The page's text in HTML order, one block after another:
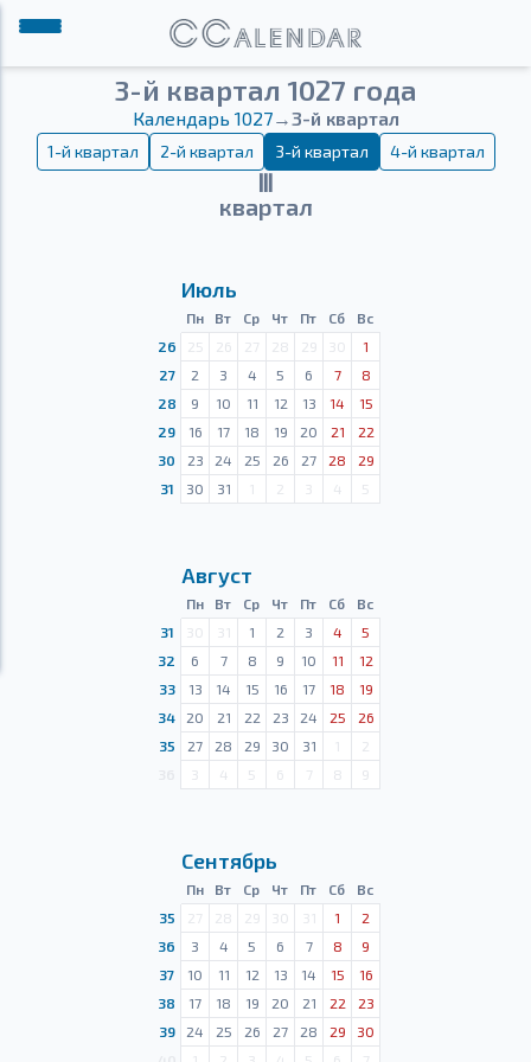
3-й квартал 1027 года
Календарь 1027→3-й квартал
1-й квартал 2-й квартал 3-й квартал 4-й квартал
Ⅲ
квартал
Июль
Пн Вт Ср Чт Пт Сб
Вс
26
25 26 27 28 29 30
1
27
2 3 4 5 6 7
8
28
9 10 11 12 13 14
15
29
16 17 18 19 20 21
22
30
23 24 25 26 27 28
29
31
30 31 1 2 3 4 5
Август
Пн Вт Ср Чт Пт Сб
Вс
31
30 31 1 2 3 4
5
32
6 7 8 9 10 11
12
33
13 14 15 16 17 18
19
34
20 21 22 23 24 25
26
35
27 28 29 30 31 1
2
3 4 5 6 7 8 9
Сентябрь
Пн Вт Ср Чт Пт Сб
Вс
35
27 28 29 30 31 1
2
36
3 4 5 6 7 8
9
37
10 11 12 13 14 15
16
38
17 18 19 20 21 22
23
39
24 25 26 27 28 29
30